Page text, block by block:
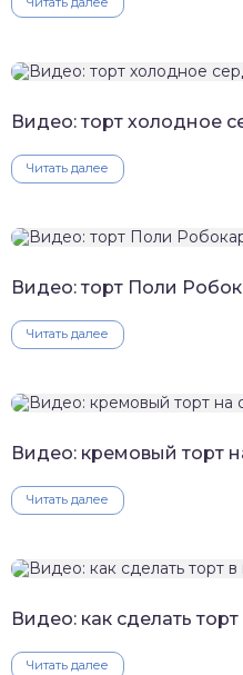
Видео: торт холодное
Читать далее
Видео: торт Поли
Читать далее
Видео: кремовый торт
Читать далее
Видео: как сделать
Читать далее